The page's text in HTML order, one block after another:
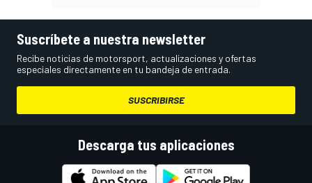
Suscríbete a nuestra newsletter
Recibe noticias de motorsport, actualizaciones y ofertas
especiales directamente en tu bandeja de entrada.
SUSCRIBIRSE
Descarga tus aplicaciones